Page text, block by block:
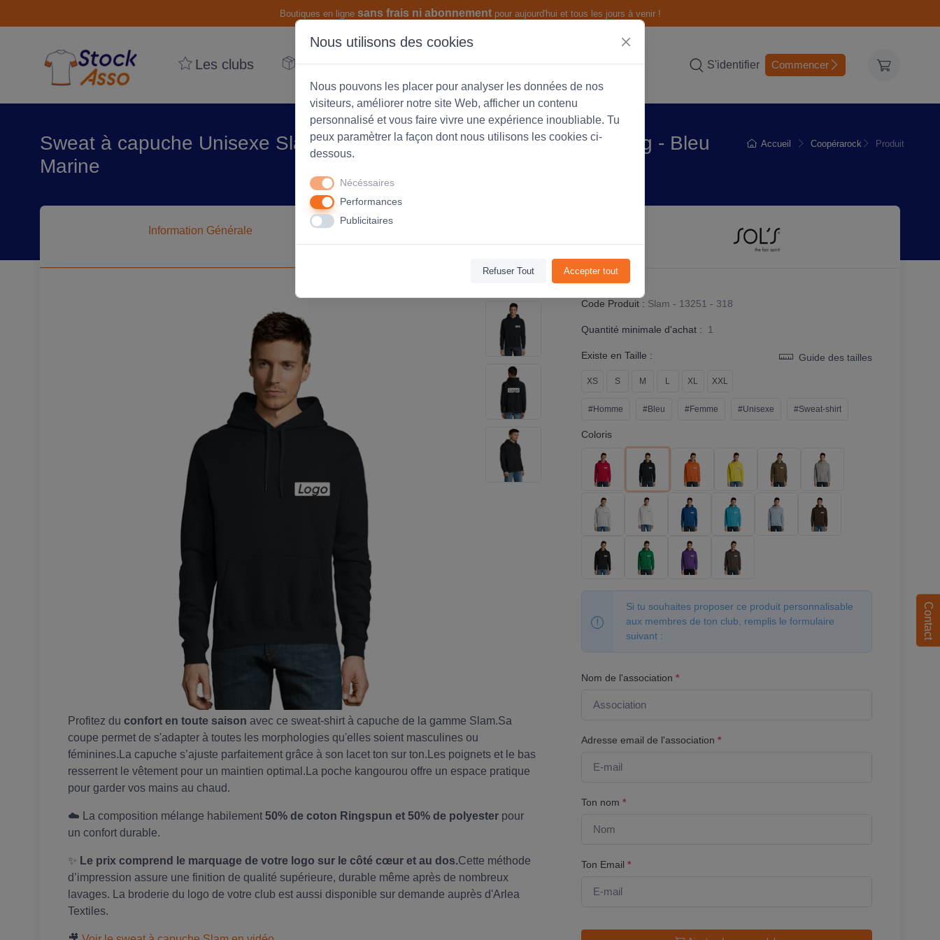
Boutiques en ligne sans frais ni abonnementpour aujourd'hui et tous les jours à venir !
S'identifier Commencer
Les clubs Les produits Les fonctionnalités
Accueil Coopérarock Produit
Sweat à capuche Unisexe Slam personnalisable molleton gratté 320g - Bleu
Marine
Information Générale
Profitez du confort en toute saison avec ce sweat-shirt à capuche de la gamme Slam.Sa
coupe permet de s'adapter à toutes les morphologies qu'elles soient masculines ou
féminines.La capuche s’ajuste parfaitement grâce à son lacet ton sur ton.Les poignets et le bas
resserrent le vêtement pour un maintien optimal.La poche kangourou offre un espace pratique
pour garder vos mains au chaud.
☁️ La composition mélange habilement 50% de coton Ringspun et 50% de polyester pour
un confort durable.
✨ Le prix comprend le marquage de votre logo sur le côté cœur et au dos.Cette méthode
d’impression assure une finition de qualité supérieure, durable même après de nombreux
lavages. La broderie du logo de votre club est aussi disponible sur demande auprès d'Arlea
Textiles.
Code Produit : Slam - 13251 - 318
Quantité minimale d'achat : 1
Existe en Taille : Guide des tailles
XS S M L XL XXL
#Homme #Bleu #Femme #Unisexe #Sweat-shirt
Coloris
Si tu souhaites proposer ce produit personnalisable
aux membres de ton club, remplis le formulaire
suivant :
Nom de l'association *
Adresse email de l'association *
Ton nom *
Ton Email *
Contact
Nous utilisons des cookies
Nous pouvons les placer pour analyser les données de nos
visiteurs, améliorer notre site Web, afficher un contenu
personnalisé et vous faire vivre une expérience inoubliable. Tu
peux paramètrer la façon dont nous utilisons les cookies ci-
dessous.
Nécéssaires
Performances
Publicitaires
Refuser Tout Accepter tout